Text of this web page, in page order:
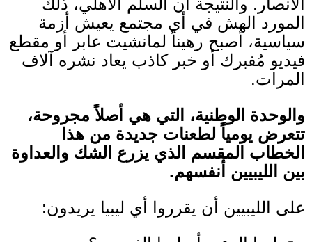
الأنصار . والنتيجة أن السلم الأهلي، ذلك
المورد الهش في أي مجتمع يعيش أزمة
سياسية، أصبح رهيناً لمانشيت عابر أو مقطع
فيديو مُفبرك أو خبر كاذب يعاد نشره آلاف
المرات.
والوحدة الوطنية، التي هي أصلاً مجروحة،
تتعرض يومياً لطعنات جديدة من هذا
الخطاب المقسم الذي يزرع الشك والعداوة
بين الليبيين أنفسهم.
على الليبيين أن يقرروا أي ليبيا يريدون: